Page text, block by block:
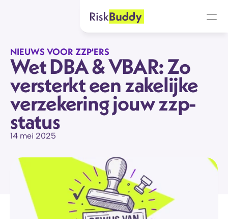
NIEUWS VOOR ZZP'ERS
Wet DBA & VBAR: Zo
versterkt een zakelijke
verzekering jouw zzp-
status
14 mei 2025